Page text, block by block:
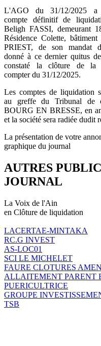
L'AGO du 31/12/2025 a
compte définitif de
Beligh FASSI, demeurant
Résidence Colette,
PRIEST, de son mandat
donné à ce dernier quitus
constaté la clôture de la
compter du 31/12/2025.
Les comptes de liquidation
au greffe du Tribunal de
BOURG EN BRESSE, en
et la société sera radiée dudit
La présentation de votre
graphique du journal
AUTRES
JOURNAL
La Voix de l'Ain
en Clôture de liquidation
LACERTAE-MINTAKA
RC.G INVEST
AS-LOC01
SCI LE MICHELET
FAURE CLOTURES
ALLAITEMENT PARENT
PUERICULTRICE
GROUPE
TSB